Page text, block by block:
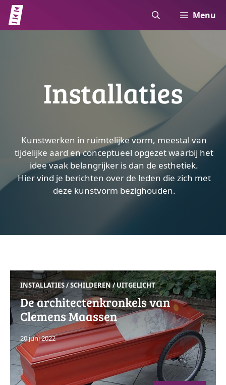
naar
de
Menu
Installaties
Kunstwerken in ruimtelijke vorm, meestal van
tijdelijke aard en conceptueel opgezet waarbij het
idee vaak belangrijker is dan de esthetiek.
Hier vind je berichten over de leden die zich met
deze kunstvorm bezighouden.
INSTALLATIES/SCHILDEREN/UITGELICHT
De architectenkronkels van
Clemens Maassen
20 juni 2022